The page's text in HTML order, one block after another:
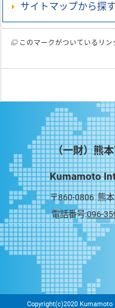
サイトマップから探す
このマークがついているリ
（一財）熊
Kumamoto
〒860-0806 熊
電話番号:096-
Copyright(c)2020